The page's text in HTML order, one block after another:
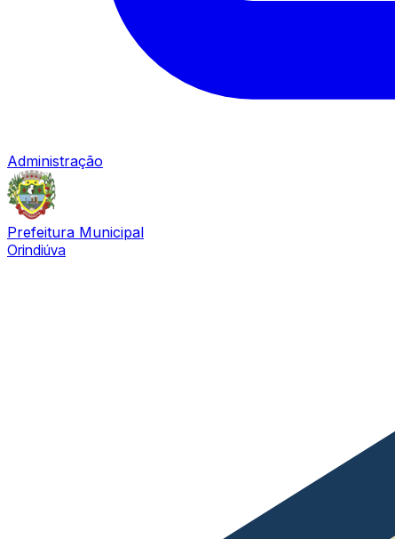
Administração
Prefeitura Municipal
Orindiúva